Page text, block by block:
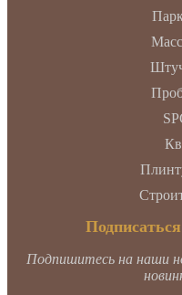
Подпишитесь на наши